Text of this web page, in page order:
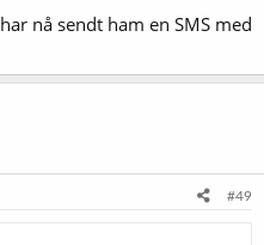
nå sendt ham en SMS med
#49